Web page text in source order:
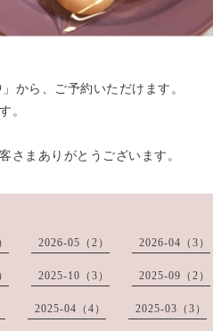
から、ご予約いただけます。
。
さまありがとうございます。
2026-05（2） 2026-04（3）
2025-10（3） 2025-09（2）
2025-04（4） 2025-03（3）